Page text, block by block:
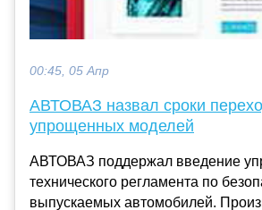
00:45, 05 Апр
АВТОВАЗ назвал сроки
упрощенных моделей
АВТОВАЗ поддержал введение
технического регламента по
выпускаемых автомобилей.